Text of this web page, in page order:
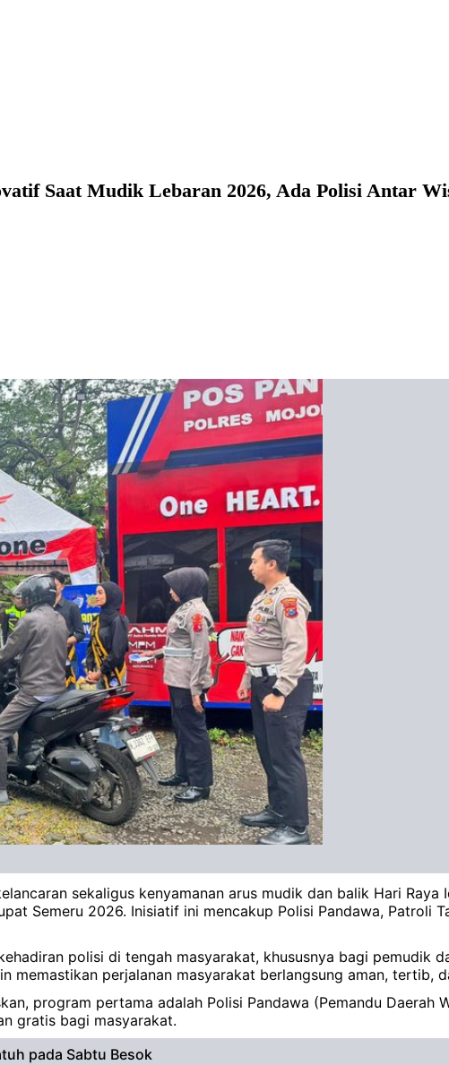
Saat Mudik Lebaran 2026, Ada Polisi Antar
sekaligus kenyamanan arus mudik dan balik Hari
Semeru 2026. Inisiatif ini mencakup Polisi Pandawa, Patroli
polisi di tengah masyarakat, khususnya bagi pemudik
memastikan perjalanan masyarakat berlangsung aman, tertib,
program pertama adalah Polisi Pandawa (Pemandu
gratis bagi masyarakat.
pada Sabtu Besok